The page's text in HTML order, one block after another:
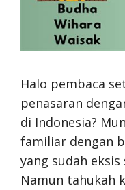
Halo pembaca
penasaran
di Indonesia?
familiar dengan
yang sudah
Namun tahukah